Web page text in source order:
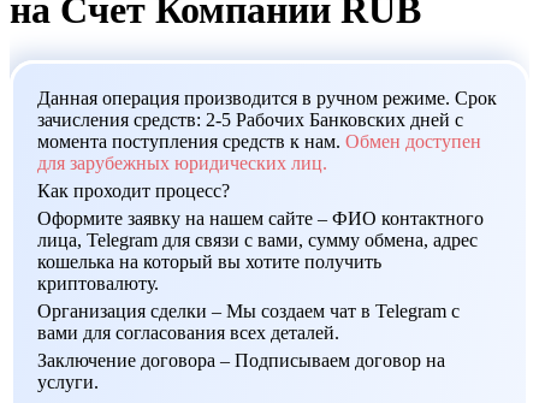
на Счет Компании RUB
Данная операция производится в ручном режиме. Срок
зачисления средств: 2-5 Рабочих Банковских дней с
момента поступления средств к нам. Обмен доступен
для зарубежных юридических лиц.
Как проходит процесс?
Оформите заявку на нашем сайте – ФИО контактного
лица, Telegram для связи с вами, сумму обмена, адрес
кошелька на который вы хотите получить
криптовалюту.
Организация сделки – Мы создаем чат в Telegram с
вами для согласования всех деталей.
Заключение договора – Подписываем договор на
услуги.